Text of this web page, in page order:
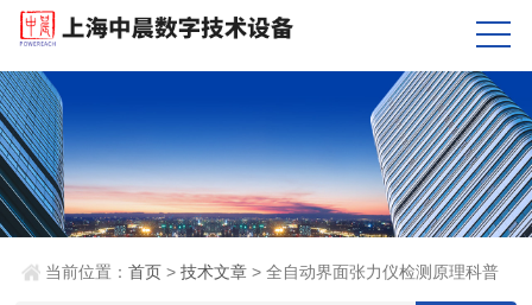
当前位置：首页 >技术文章 > 全自动界面张力仪检测原理科普